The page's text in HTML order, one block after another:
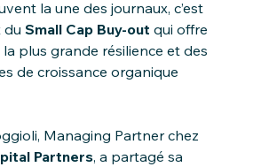
la une des journaux, c’est
du Small Cap Buy-out qui offre
plus grande résilience et des
de croissance organique
Managing Partner chez
Partners, a partagé sa